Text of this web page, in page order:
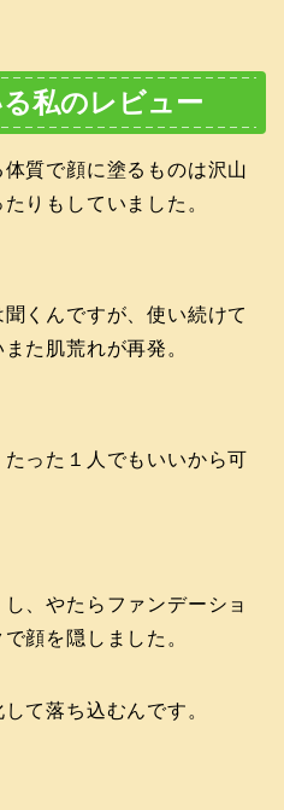
私のレビュー
質で顔に塗るものは沢山
りもしていました。
くんですが、使い続けて
た肌荒れが再発。
った１人でもいいから可
、やたらファンデーショ
顔を隠しました。
て落ち込むんです。